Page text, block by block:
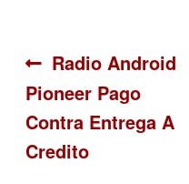
Navegación
de
entradas
Anterior:
Radio Android
Pioneer Pago
Contra Entrega A
Credito